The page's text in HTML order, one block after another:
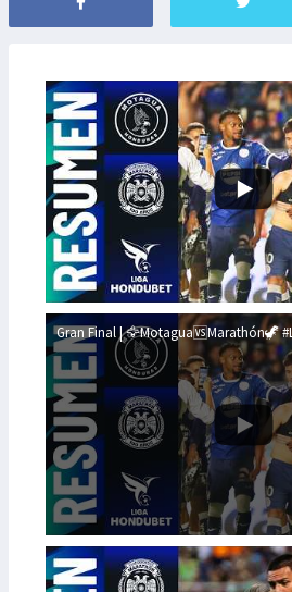
Gran Final | 🦅Motagua🆚Marathón🦖